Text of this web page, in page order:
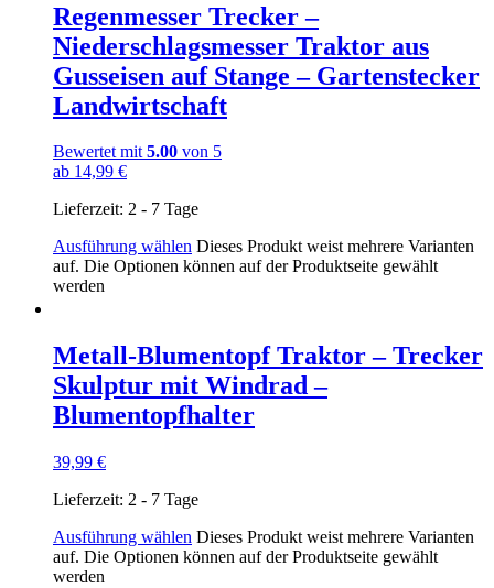
Regenmesser Trecker –
Niederschlagsmesser Traktor aus
Gusseisen auf Stange – Gartenstecker
Landwirtschaft
Bewertet mit5.00 von 5
ab 14,99 €
Lieferzeit: 2 - 7 Tage
Ausführung wählen Dieses Produkt weist mehrere Varianten
auf. Die Optionen können auf der Produktseite gewählt
werden
Metall-Blumentopf Traktor – Trecker
Skulptur mit Windrad –
Blumentopfhalter
39,99 €
Lieferzeit: 2 - 7 Tage
Ausführung wählen Dieses Produkt weist mehrere Varianten
auf. Die Optionen können auf der Produktseite gewählt
werden